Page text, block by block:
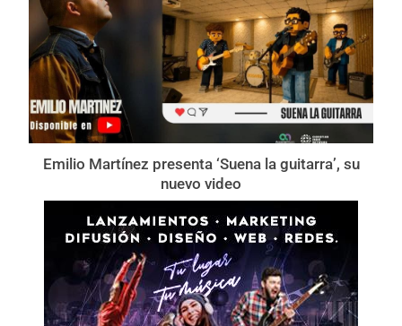
Emilio Martínez presenta ‘Suena la guitarra’, su
nuevo video